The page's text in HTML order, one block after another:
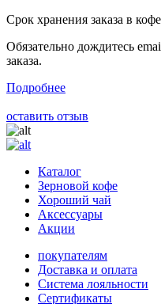
Срок хранения заказа в
Обязательно дождитесь
заказа.
Подробнее
оставить отзыв
Каталог
Зерновой кофе
Хороший чай
Аксессуары
Акции
покупателям
Доставка и оплата
Система лояльности
Сертификаты